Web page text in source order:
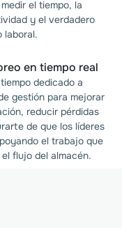
el tiempo, la
y el verdadero
laboral.
en tiempo real
dedicado a
gestión para mejorar
reducir pérdidas
de que los líderes
el trabajo que
el flujo del almacén.